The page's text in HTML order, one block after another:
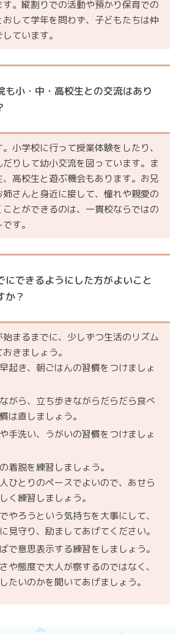
す。縦割りでの活動や預かり保育での
おして学年を問わず、子どもたちは仲
ています。
も小・中・高校生との交流はあり
小学校に行って授業体験をしたり、
だりして幼小交流を図っています。ま
、高校生と遊ぶ機会もあります。お兄
姉さんと身近に接して、憧れや親愛の
ことができるのは、一貫校ならではの
す。
にできるようにした方がよいこと
か？
始まるまでに、少しずつ生活のリズム
きましょう。
起き、朝ごはんの習慣をつけましょ
がら、立ち歩きながらだらだら食べ
は直しましょう。
手洗い、うがいの習慣をつけましょ
着脱を練習しましょう。
ひとりのペースでよいので、あせら
く練習しましょう。
やろうという気持ちを大事にして、
見守り、励ましてあげてください。
で意思表示する練習をしましょう。
や態度で大人が察するのではなく、
たいのかを聞いてあげましょう。